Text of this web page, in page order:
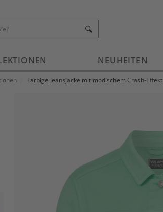
NEUHEITEN
Farbige Jeansjacke mit modischem Crash-Effekt